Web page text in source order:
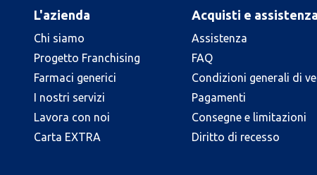
L'azienda
Chi siamo
Progetto Franchising
Farmaci generici
I nostri servizi
Lavora con noi
Carta EXTRA
Acquisti e assistenza
Assistenza
FAQ
Condizioni generali di
Pagamenti
Consegne e limitazioni
Diritto di recesso